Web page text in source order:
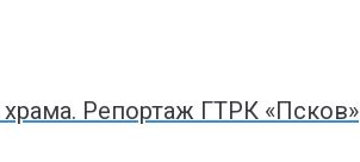
Репортаж ГТРК «Псков»